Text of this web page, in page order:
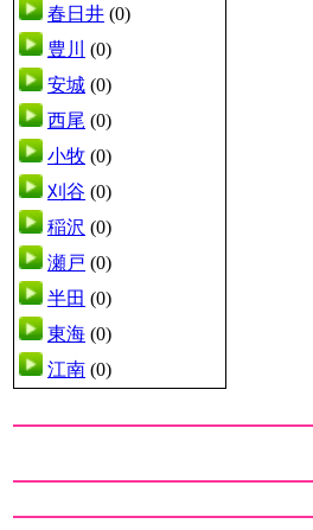
春日井 (0)
豊川
(0)
安城 (0)
西尾 (0)
小牧 (0)
刈谷 (0)
稲沢 (0)
瀬戸 (0)
半田 (0)
東海 (0)
江南 (0)